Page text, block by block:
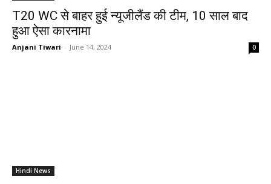
T20 WC से बाहर हुई न्यूजीलैंड की टीम, 10 साल बाद
हुआ ऐसा कारनामा
Anjani Tiwari - June 14, 2024 0
Hindi News